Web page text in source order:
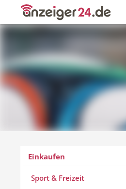
Einkaufen
Sport & Freizeit